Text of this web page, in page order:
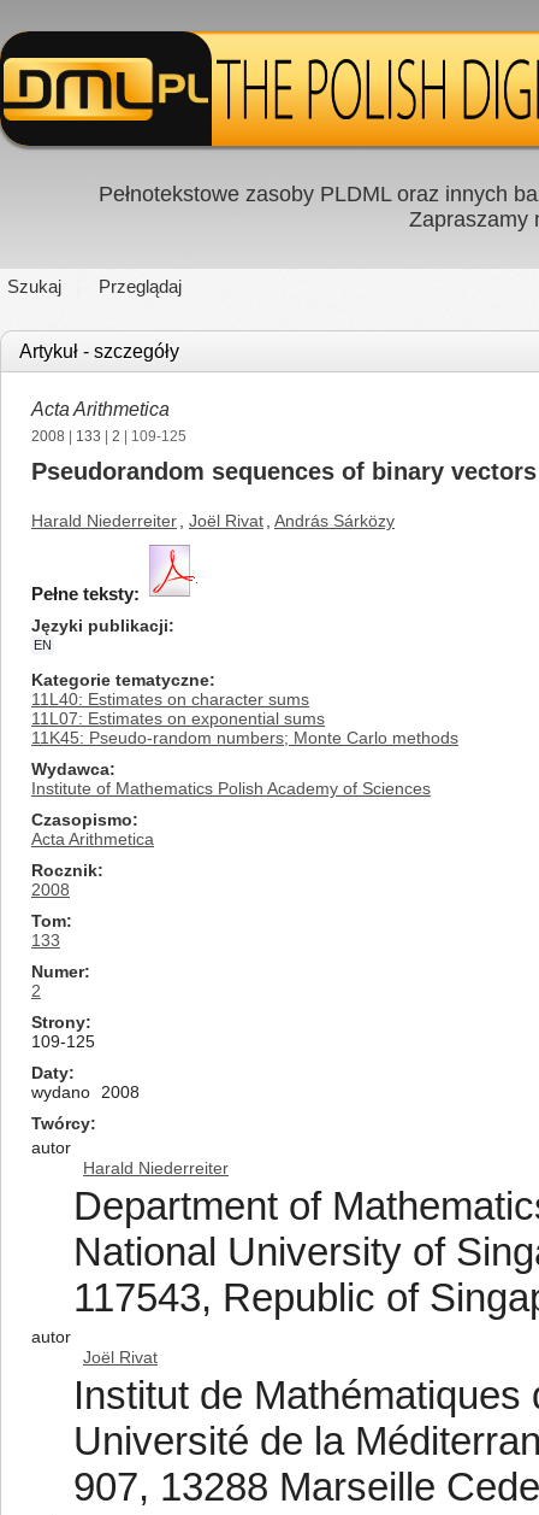
Pełnotekstowe zasoby PLDML oraz innych
Zapraszamy
Szukaj Przeglądaj
Artykuł - szczegóły
Acta Arithmetica
2008 133 2 | 109-125
Pseudorandom sequences of binary vectors
Harald Niederreiter Joël Rivat András Sárközy
Pełne teksty:
Języki publikacji
EN
Kategorie tematyczne
11L40: Estimates on character sums
11L07: Estimates on exponential sums
11K45: Pseudo-random numbers; Monte Carlo methods
Wydawca
Institute of Mathematics Polish Academy of Sciences
Czasopismo
Acta Arithmetica
Rocznik
2008
Tom
133
Numer
2
Strony
109-125
Daty
wydano
2008
Twórcy
autor
Harald Niederreiter
Department of
National University of
117543, Republic of
autor
Joël Rivat
Institut de
Université de la
907, 13288 Marseille